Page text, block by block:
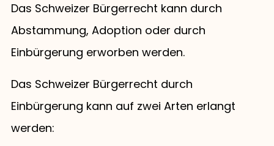
Das Schweizer Bürgerrecht kann durch
Abstammung, Adoption oder durch
Einbürgerung erworben werden.
Das Schweizer Bürgerrecht durch
Einbürgerung kann auf zwei Arten erlangt
werden: